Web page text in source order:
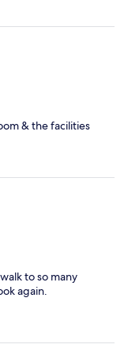
& the facilities
to so many
again.